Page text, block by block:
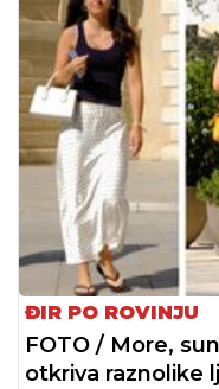
ĐIR PO ROVINJU
FOTO / More,
otkriva raznolike